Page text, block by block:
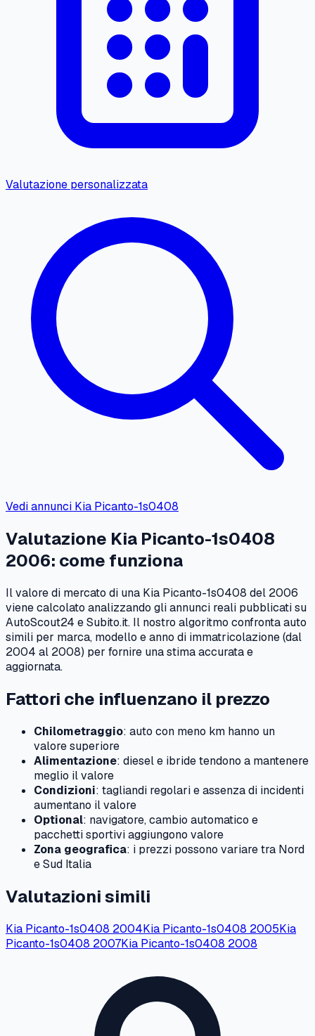
Valutazione personalizzata
Vedi annunci Kia Picanto-1s0408
Valutazione Kia Picanto-1s0408
2006: come funziona
Il valore di mercato di una Kia Picanto-1s0408 del 2006
viene calcolato analizzando gli annunci reali pubblicati su
AutoScout24 e Subito.it. Il nostro algoritmo confronta auto
simili per marca, modello e anno di immatricolazione (dal
2004 al 2008) per fornire una stima accurata e
aggiornata.
Fattori che influenzano il prezzo
Chilometraggio: auto con meno km hanno un
valore superiore
Alimentazione: diesel e ibride tendono a mantenere
meglio il valore
Condizioni: tagliandi regolari e assenza di incidenti
aumentano il valore
Optional: navigatore, cambio automatico e
pacchetti sportivi aggiungono valore
Zona geografica: i prezzi possono variare tra Nord
e Sud Italia
Valutazioni simili
Kia Picanto-1s0408 2004Kia Picanto-1s0408 2005Kia
Picanto-1s0408 2007Kia Picanto-1s0408 2008